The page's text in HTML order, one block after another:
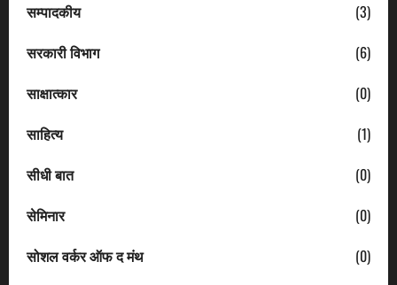
सम्पादकीय
(3)
सरकारी विभाग
(6)
साक्षात्कार
(0)
साहित्य
(1)
सीधी बात
(0)
सेमिनार
(0)
सोशल वर्कर ऑफ द मंथ
(0)